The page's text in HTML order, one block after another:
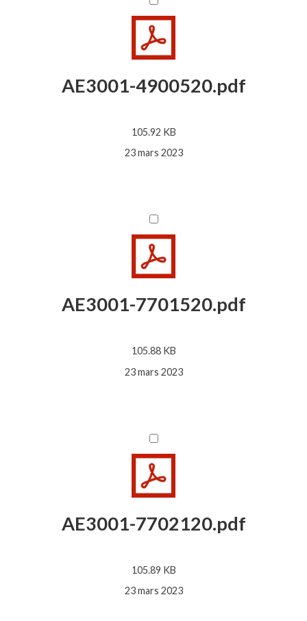
AE3001-4900520.pdf
105.92 KB
23 mars 2023
AE3001-7701520.pdf
105.88 KB
23 mars 2023
AE3001-7702120.pdf
105.89 KB
23 mars 2023